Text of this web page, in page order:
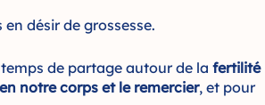
désir de grossesse.
de partage autour de la fertilité
notre corps et le remercier, et pour